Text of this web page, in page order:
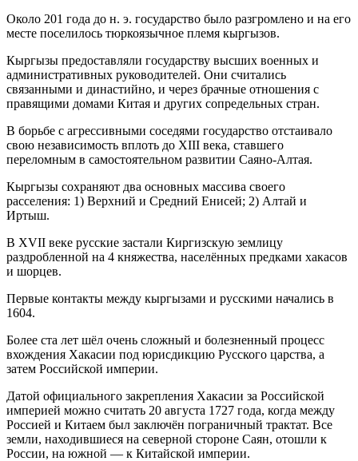
Около 201 года до н. э. государство было разгромлено и на его
месте поселилось тюркоязычное племя кыргызов.
Кыргызы предоставляли государству высших военных и
административных руководителей. Они считались
связанными и династийно, и через брачные отношения с
правящими домами Китая и других сопредельных стран.
В борьбе с агрессивными соседями государство отстаивало
свою независимость вплоть до XIII века, ставшего
переломным в самостоятельном развитии Саяно-Алтая.
Кыргызы сохраняют два основных массива своего
расселения: 1) Верхний и Средний Енисей; 2) Алтай и
Иртыш.
В XVII веке русские застали Киргизскую землицу
раздробленной на 4 княжества, населённых предками хакасов
и шорцев.
Первые контакты между кыргызами и русскими начались в
1604.
Более ста лет шёл очень сложный и болезненный процесс
вхождения Хакасии под юрисдикцию Русского царства, а
затем Российской империи.
Датой официального закрепления Хакасии за Российской
империей можно считать 20 августа 1727 года, когда между
Россией и Китаем был заключён пограничный трактат. Все
земли, находившиеся на северной стороне Саян, отошли к
России, на южной — к Китайской империи.